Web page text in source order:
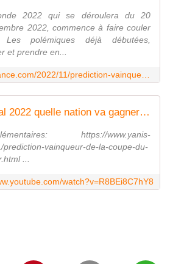
2022 qui se déroulera du 20
2022, commence à faire couler
Les polémiques déjà débutées,
et prendre en...
Prédictions mondial 2022 quelle nation va gagner la coupe du monde au Qatar?
https://www.yanis-
prediction-vainqueur-de-la-coupe-du-
...
watch?v=R8BEi8C7hY8